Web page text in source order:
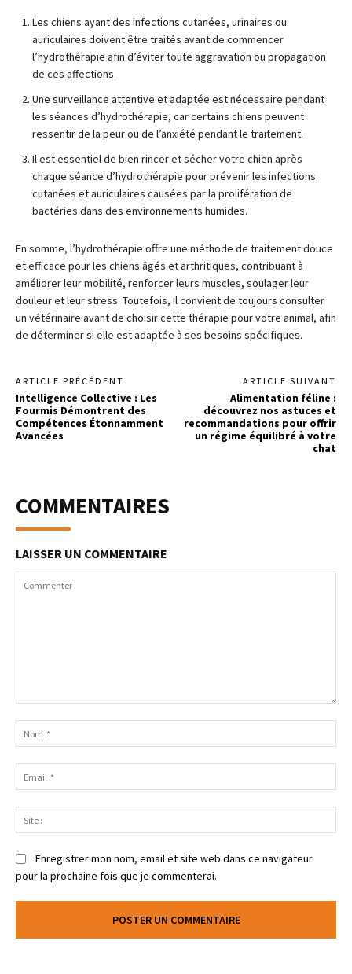
Les chiens ayant des infections cutanées, urinaires ou
auriculaires doivent être traités avant de commencer
l’hydrothérapie afin d’éviter toute aggravation ou propagation
de ces affections.
Une surveillance attentive et adaptée est nécessaire pendant
les séances d’hydrothérapie, car certains chiens peuvent
ressentir de la peur ou de l’anxiété pendant le traitement.
Il est essentiel de bien rincer et sécher votre chien après
chaque séance d’hydrothérapie pour prévenir les infections
cutanées et auriculaires causées par la prolifération de
bactéries dans des environnements humides.
En somme, l’hydrothérapie offre une méthode de traitement douce
et efficace pour les chiens âgés et arthritiques, contribuant à
améliorer leur mobilité, renforcer leurs muscles, soulager leur
douleur et leur stress. Toutefois, il convient de toujours consulter
un vétérinaire avant de choisir cette thérapie pour votre animal, afin
de déterminer si elle est adaptée à ses besoins spécifiques.
ARTICLE PRÉCÉDENT
Intelligence Collective : Les
Fourmis Démontrent des
Compétences Étonnamment
Avancées
ARTICLE SUIVANT
Alimentation féline :
découvrez nos astuces et
recommandations pour offrir
un régime équilibré à votre
chat
COMMENTAIRES
LAISSER UN COMMENTAIRE
Enregistrer mon nom, email et site web dans ce navigateur
pour la prochaine fois que je commenterai.